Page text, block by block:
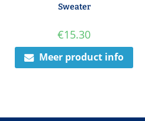
Sweater
€15.30
Meer product info